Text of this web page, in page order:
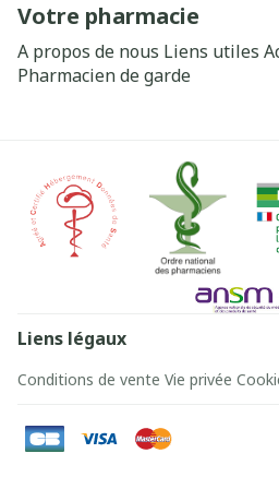
Votre pharmacie
A propos de nous Liens utiles
Pharmacien de garde
Liens légaux
Conditions de vente Vie privée